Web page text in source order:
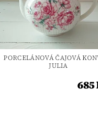
PORCELÁNOVÁ ČAJOVÁ
JULIA
685